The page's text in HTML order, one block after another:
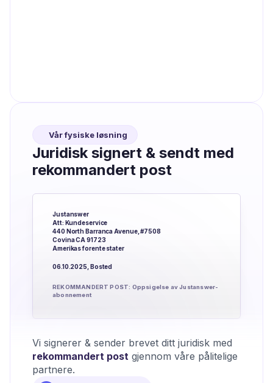
Vår fysiske løsning
Juridisk signert & sendt med
rekommandert post
Justanswer
Att: Kundeservice
440 North Barranca Avenue, #7508
Covina CA 91723
Amerikas forente stater
06.10.2025, Bosted
REKOMMANDERT POST: Oppsigelse av Justanswer-
abonnement
Vi signerer & sender brevet ditt juridisk med
rekommandert post gjennom våre pålitelige
partnere.